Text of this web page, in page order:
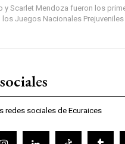
y Scarlet Mendoza fueron los
Juegos Nacionales Prejuveniles
redes sociales de Ecuraices